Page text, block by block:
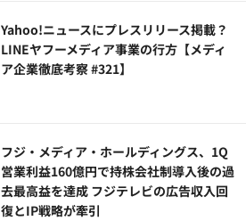
Yahoo!ニュースにプレスリリース掲載？
LINEヤフーメディア事業の行方【メディ
ア企業徹底考察 #321】
フジ・メディア・ホールディングス、1Q
営業利益160億円で持株会社制導入後の過
去最高益を達成 フジテレビの広告収入回
復とIP戦略が牽引